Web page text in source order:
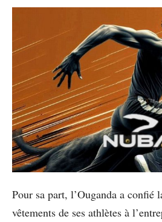
Pour sa part, l’Ouganda a confié
vêtements de ses athlètes à